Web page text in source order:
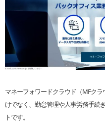
マネーフォワードクラウド（MFク
けでなく、勤怠管理や人事労務手続
トです。